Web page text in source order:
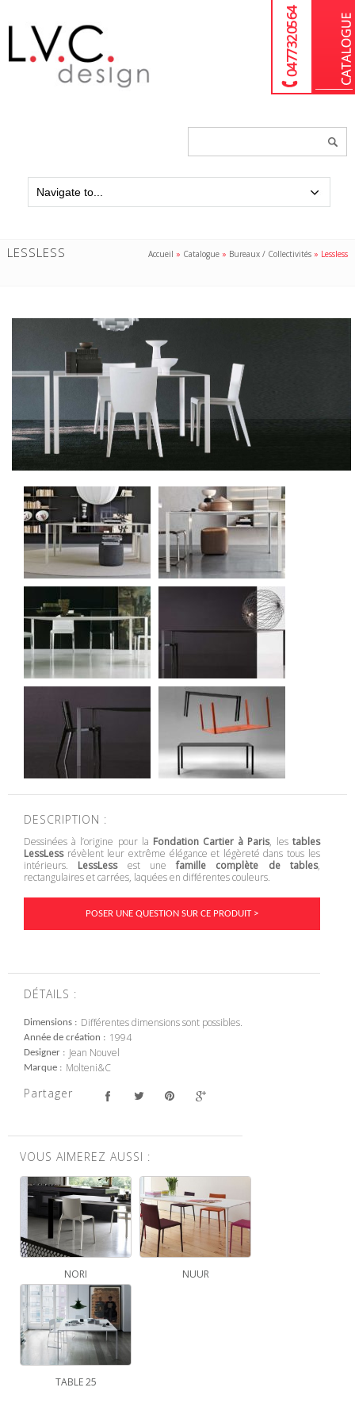
04 77 32 05 64
LESSLESS Accueil » Catalogue » Bureaux / Collectivités » Lessless
DESCRIPTION :
Dessinées à l’origine pour la Fondation Cartier à Paris, les tables
LessLessrévèlent leur extrême élégance et légèreté dans tous les
intérieurs. LessLessest unefamille complète de tables,
rectangulaires et carrées, laquées en différentes couleurs.
POSER UNE QUESTION SUR CE PRODUIT >
DÉTAILS :
Dimensions Différentes dimensions sont possibles.
Année de création 1994
Designer Jean Nouvel
Marque Molteni&C
Partager
VOUS AIMEREZ AUSSI :
NORI NUUR
TABLE 25